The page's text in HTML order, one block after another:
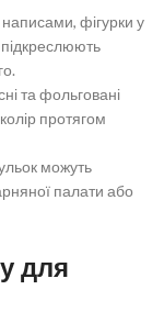
фігурки у
та фольговані
протягом
можуть
палати або
для